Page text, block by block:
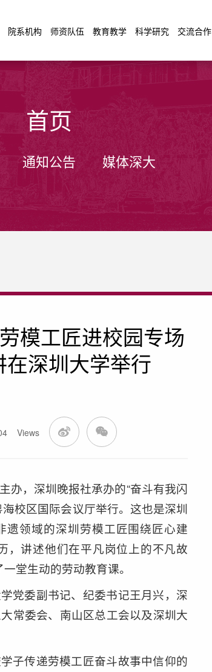
院系机构 师资队伍 教育教学 科学研究 交流合作
首页
通知公告 媒体深大
模工匠进校园专场
在深圳大学举行
Views
办，深圳晚报社承办的“奋斗有我闪
校区国际会议厅举行。这也是深圳
遗领域的深圳劳模工匠围绕匠心建
，讲述他们在平凡岗位上的不凡故
堂生动的劳动教育课。
党委副书记、纪委书记王月兴，深
常委会、南山区总工会以及深圳大
子传递劳模工匠奋斗故事中信仰的